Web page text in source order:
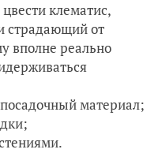
клематис,
страдающий от
вполне реально
материал;